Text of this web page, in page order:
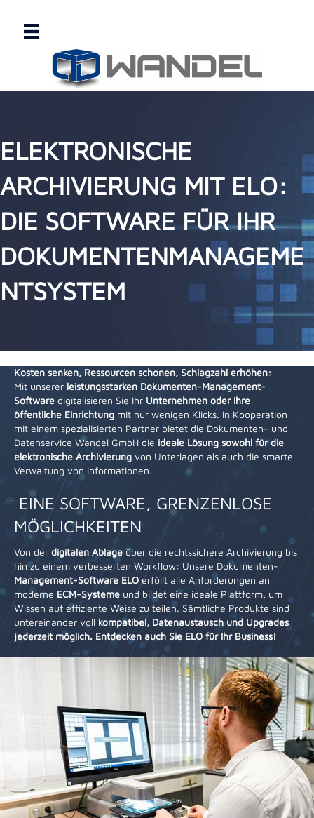
ELEKTRONISCHE
ARCHIVIERUNG MIT ELO:
DIE SOFTWARE FÜR IHR
DOKUMENTENMANAGEME
NTSYSTEM
Kosten senken, Ressourcen schonen, Schlagzahl erhöhen:
Mit unserer leistungsstarken Dokumenten-Management-
Software digitalisieren Sie Ihr Unternehmen oder Ihre
öffentliche Einrichtung mit nur wenigen Klicks. In Kooperation
mit einem spezialisierten Partner bietet die Dokumenten- und
Datenservice Wandel GmbH die ideale Lösung sowohl für die
elektronische Archivierung von Unterlagen als auch die smarte
Verwaltung von Informationen.
EINE SOFTWARE, GRENZENLOSE
MÖGLICHKEITEN
Von der digitalen Ablage über die rechtssichere Archivierung bis
hin zu einem verbesserten Workflow: Unsere Dokumenten-
Management-Software ELOerfüllt alle Anforderungen an
moderne ECM-Systeme und bildet eine ideale Plattform, um
Wissen auf effiziente Weise zu teilen. Sämtliche Produkte sind
untereinander voll kompatibel, Datenaustausch und Upgrades
jederzeit möglich. Entdecken auch Sie ELO für Ihr Business!